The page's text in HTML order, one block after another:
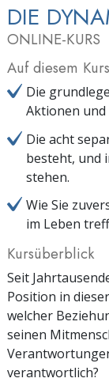
DIE
ONLINE-KURS
Auf diesem
Die
Aktionen und
Die acht
besteht, und
stehen.
Wie Sie
im Leben
Kursüberblick
Seit
Position in
welcher
seinen
verantwortlich?